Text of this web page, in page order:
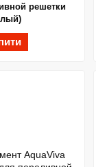
решетки